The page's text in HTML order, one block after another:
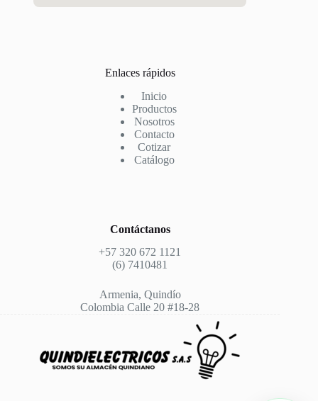
Enlaces rápidos
Inicio
Productos
Nosotros
Contacto
Cotizar
Catálogo
Contáctanos
+57 320 672 1121
(6) 7410481
Armenia, Quindío
Colombia Calle 20 #18-28